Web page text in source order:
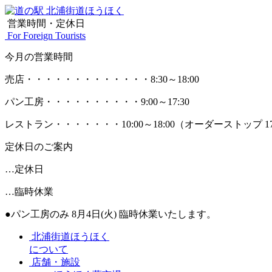
営業時間・定休日
For Foreign Tourists
今月の営業時間
売店 ・・・・・・・・・・・・・ 8:30～18:00
パン工房 ・・・・・・・・・・ 9:00～17:30
レストラン ・・・・・・・ 10:00～18:00 （オーダーストップ
定休日のご案内
…定休日
…臨時休業
●パン工房のみ 8月4日(火) 臨時休業いたします。
北浦街道ほうほく
について
店舗・施設